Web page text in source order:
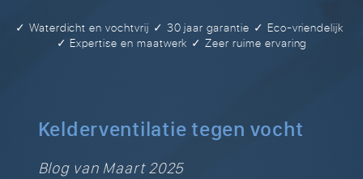
✓ Waterdicht en vochtvrij ✓ 30 jaar garantie
✓ Eco-vriendelijk
✓ Expertise en maatwerk
✓ Zeer ruime ervaring
Offerte
Kelderventilatie tegen vocht
Blog van Maart 2025